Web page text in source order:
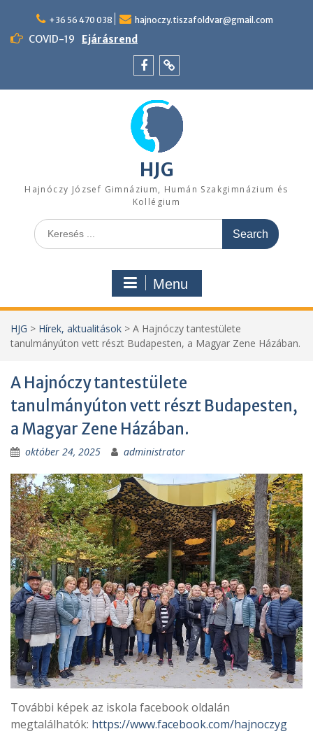
content
+36 56 470 038 hajnoczy.tiszafoldvar@gmail.com
COVID-19 Ejárásrend
tétel
HJG
Hajnóczy József Gimnázium, Humán Szakgimnázium és
Kollégium
Search
for:
Menu
HJG > Hírek, aktualitások > A Hajnóczy tantestülete
tanulmányúton vett részt Budapesten, a Magyar Zene Házában.
A Hajnóczy tantestülete
tanulmányúton vett részt Budapesten,
a Magyar Zene Házában.
október 24, 2025 administrator
További képek az iskola facebook oldalán
megtalálhatók: https://www.facebook.com/hajnoczyg